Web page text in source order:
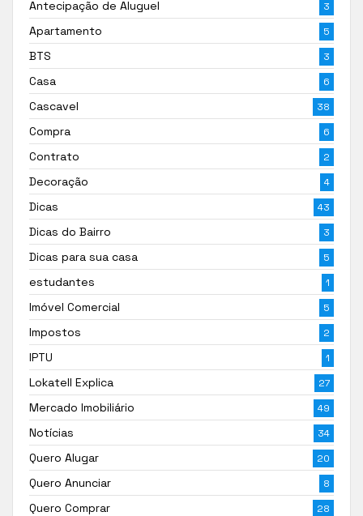
Antecipação de Aluguel 3
Apartamento 5
BTS 3
Casa 6
Cascavel 38
Compra 6
Contrato 2
Decoração 4
Dicas 43
Dicas do Bairro 3
Dicas para sua casa 5
estudantes 1
Imóvel Comercial 5
Impostos 2
IPTU 1
Lokatell Explica 27
Mercado Imobiliário 49
Notícias 34
Quero Alugar 20
Quero Anunciar 8
Quero Comprar 28